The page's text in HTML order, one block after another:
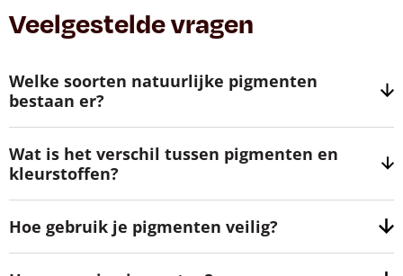
Veelgestelde vragen
Welke soorten natuurlijke pigmenten
bestaan er?
Wat is het verschil tussen pigmenten en
kleurstoffen?
Hoe gebruik je pigmenten veilig?